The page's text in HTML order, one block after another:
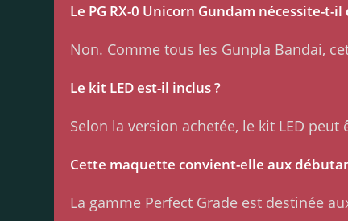
Le PG RX-0 Unicorn Gundam nécessite-t-il
Non. Comme tous les Gunpla Bandai,
Le kit LED est-il inclus ?
Selon la version achetée, le kit LED
Cette maquette convient-elle aux
La gamme Perfect Grade est destinée